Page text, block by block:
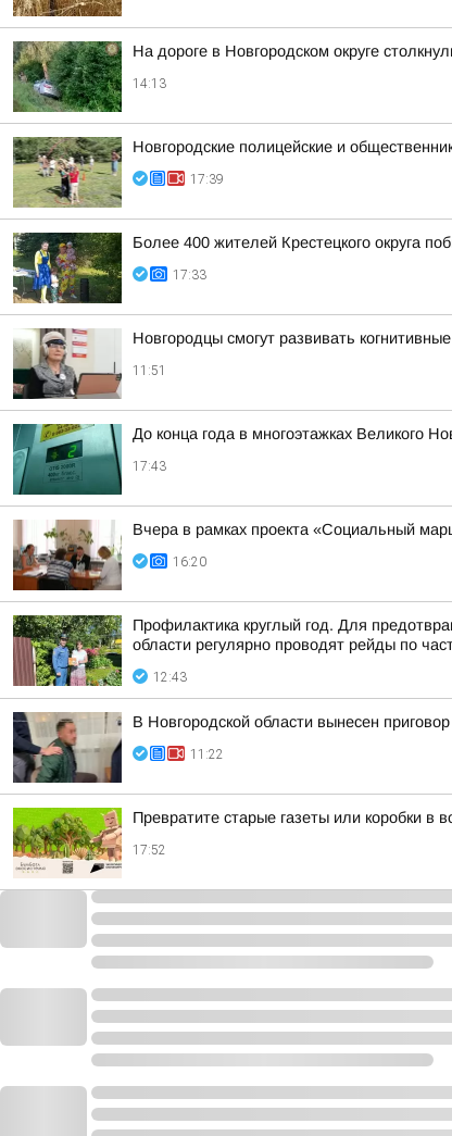
На дороге в Новгородском округе
14:13
Новгородские полицейские и
17:39
Более 400 жителей Крестецкого округа
17:33
Новгородцы смогут развивать
11:51
До конца года в многоэтажках Великого
17:43
Вчера в рамках проекта «Социальный
16:20
Профилактика круглый год. Для
области регулярно проводят рейды по
12:43
В Новгородской области вынесен
11:22
Превратите старые газеты или коробки в
17:52